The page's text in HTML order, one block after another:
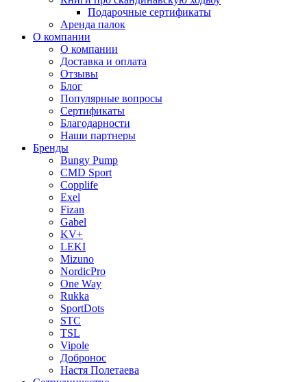
Подарочные сертификаты
Аренда палок
О компании
О компании
Доставка и оплата
Отзывы
Блог
Популярные вопросы
Сертификаты
Благодарности
Наши партнеры
Бренды
Bungy Pump
CMD Sport
Copplife
Exel
Fizan
Gabel
KV+
LEKI
Mizuno
NordicPro
One Way
Rukka
SportDots
STC
TSL
Vipole
Добронос
Настя Полетаева